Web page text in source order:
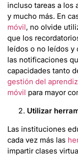
incluso tareas a los
y mucho más. En
móvil, no olvide
que los
leídos o no leídos y
las notificaciones
capacidades tanto
gestión del
móvil para mayor
Utilizar
Las instituciones
cada vez más las
impartir clases